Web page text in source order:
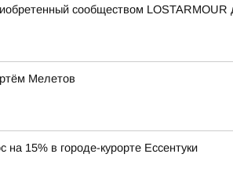
сообществом
Мелетов
на 15% в городе-курорте Ессентуки